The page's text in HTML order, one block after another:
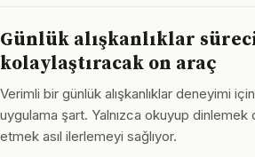
Günlük alışkanlıklar
kolaylaştıracak on araç
Verimli bir günlük alışkanlıklar deneyimi
uygulama şart. Yalnızca okuyup
etmek asıl ilerlemeyi sağlıyor.